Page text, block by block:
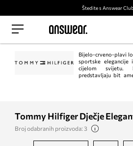
Štedite s Answear
Bijelo-crveno-plavi
sportske
cijelom svijetu.
predstavljaju bit
Tommy Hilfiger Dječje
Broj odabranih proizvoda: 3